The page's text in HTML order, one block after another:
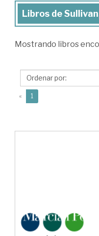
Libros
Sullivan,
Libros de
Mostrando libros
« 1